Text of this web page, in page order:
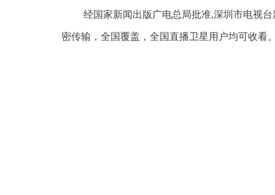
经国家新闻出版广电总局批准,深圳市电视
密传输，全国覆盖，全国直播卫星用户均可收看